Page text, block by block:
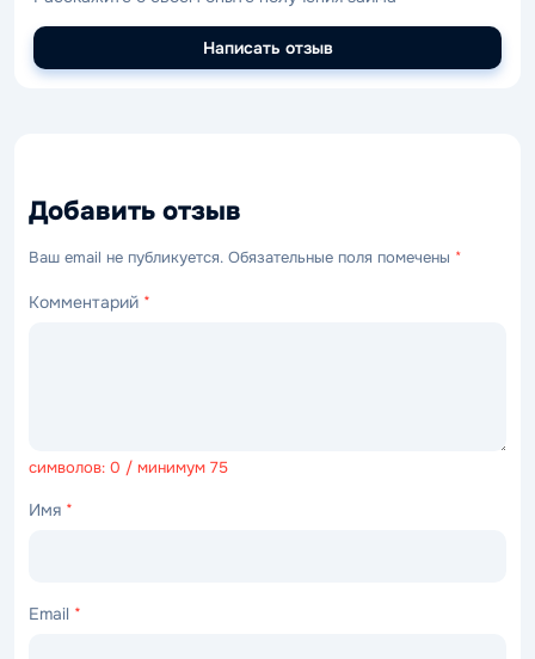
Написать отзыв
Добавить отзыв
Ваш email не публикуется. Обязательные поля помечены *
Комментарий *
символов: 0 / минимум 75
Имя *
Email *